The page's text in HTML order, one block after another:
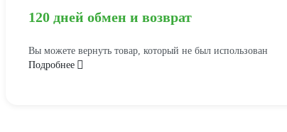
120 дней обмен и возврат
Вы можете вернуть товар, который не был использован
Подробнее